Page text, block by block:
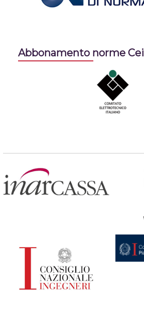
Abbonamento norme Cei